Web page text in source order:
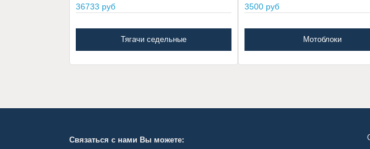
36733 руб
Тягачи седельные
3500 руб
Мотоблоки
Связаться с нами Вы можете: